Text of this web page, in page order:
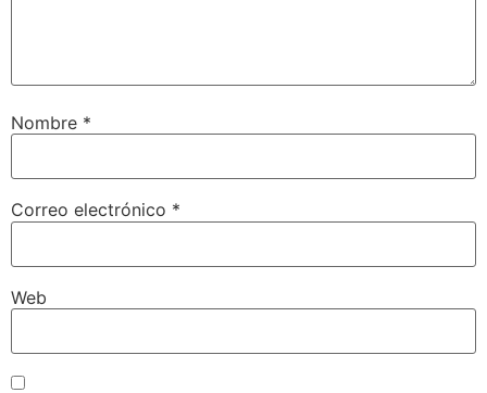
Nombre *
Correo electrónico *
Web